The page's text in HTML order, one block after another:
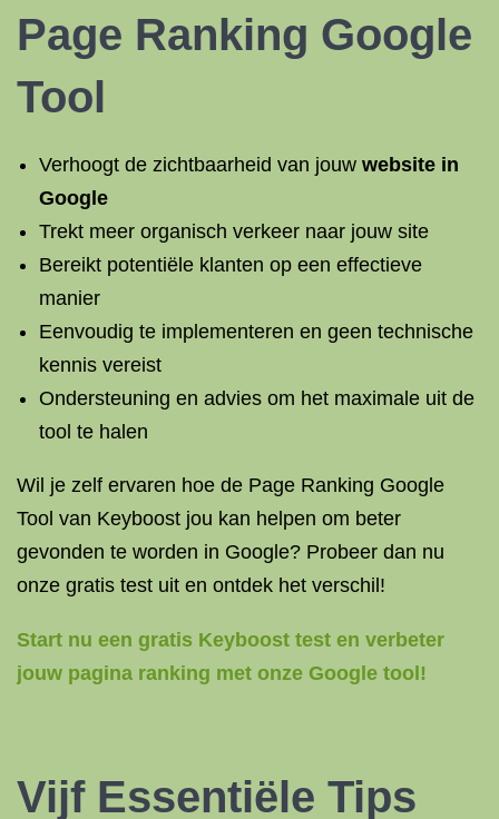
Page Ranking Google
Tool
Verhoogt de zichtbaarheid van jouw website in
Google
Trekt meer organisch verkeer naar jouw site
Bereikt potentiële klanten op een effectieve
manier
Eenvoudig te implementeren en geen technische
kennis vereist
Ondersteuning en advies om het maximale uit de
tool te halen
Wil je zelf ervaren hoe de Page Ranking Google
Tool van Keyboost jou kan helpen om beter
gevonden te worden in Google? Probeer dan nu
onze gratis test uit en ontdek het verschil!
Start nu een gratis Keyboost test en verbeter
jouw pagina ranking met onze Google tool!
Vijf Essentiële Tips